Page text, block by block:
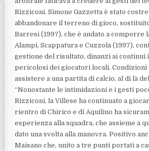
Rizziconi. Simone Gazzetta è stato
abbandonare il terreno di gioco,
Barresi (1997), che è andato a comporre
Alampi, Scappatura e Cuzzola (1997),
gestione del risultato, dinanzi ai continui
pericolosi dei giocatori locali.
assistere a una partita di calcio, al di là
“Nonostante le intimidazioni e i gesti
Rizziconi, la Villese ha continuato a
rientro di Chirico e di Aquilino ha
esperienza alla squadra, che assieme a
dato una svolta alla manovra. Positivo
Maisano che, unito a tre punti portati a